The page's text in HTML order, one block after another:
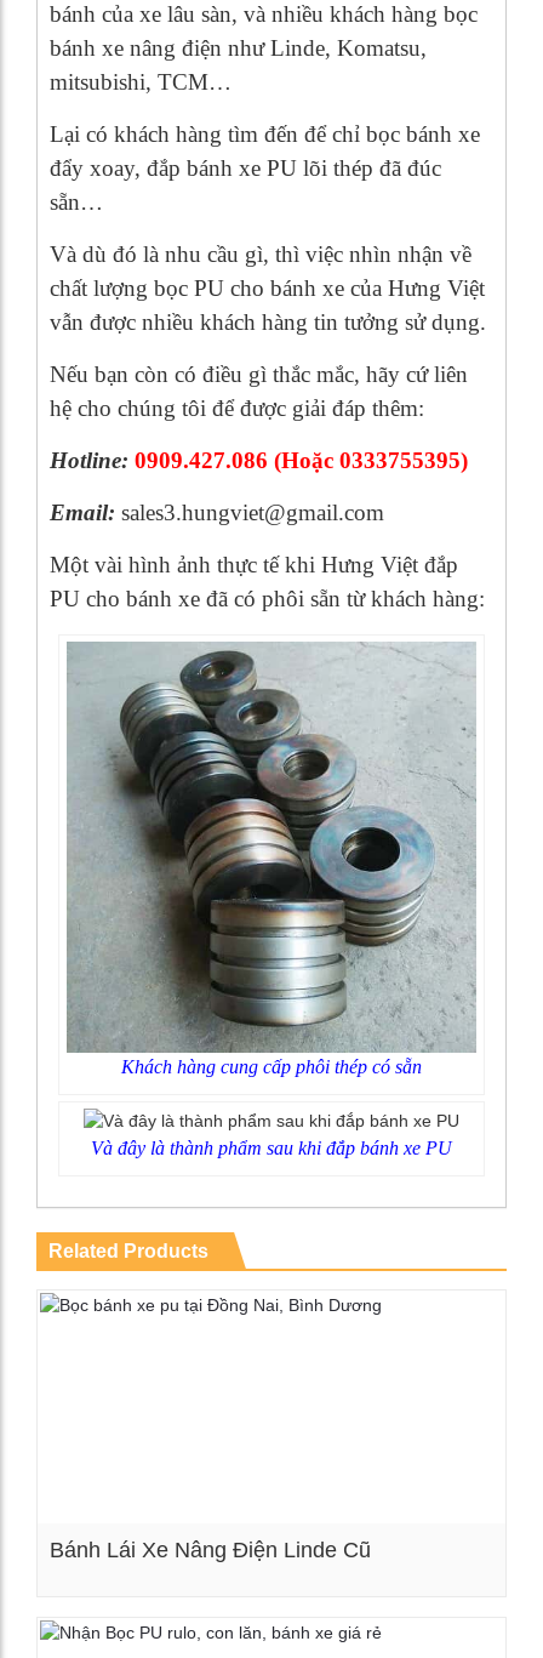
bánh của xe lâu sàn, và nhiều khách hàng bọc
bánh xe nâng điện như Linde, Komatsu,
mitsubishi, TCM…
Lại có khách hàng tìm đến để chỉ bọc bánh xe
đẩy xoay, đắp bánh xe PU lõi thép đã đúc
sẵn…
Và dù đó là nhu cầu gì, thì việc nhìn nhận về
chất lượng bọc PU cho bánh xe của Hưng Việt
vẫn được nhiều khách hàng tin tưởng sử dụng.
Nếu bạn còn có điều gì thắc mắc, hãy cứ liên
hệ cho chúng tôi để được giải đáp thêm:
Hotline: 0909.427.086 (Hoặc 0333755395)
Email: sales3.hungviet@gmail.com
Một vài hình ảnh thực tế khi Hưng Việt đắp
PU cho bánh xe đã có phôi sẵn từ khách hàng:
Khách hàng cung cấp phôi thép có sẵn
Và đây là thành phẩm sau khi đắp bánh xe PU
Related Products
Bánh Lái Xe Nâng Điện Linde Cũ